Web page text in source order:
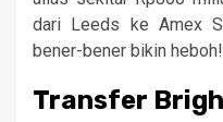
dari Leeds ke Amex
bener-bener bikin heboh!
Transfer